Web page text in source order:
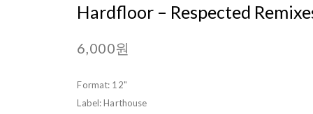
Hardfloor – Respected
6,000원
Format: 12"
Label: Harthouse